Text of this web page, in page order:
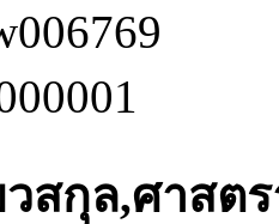
006769
สกุล,ศาสต